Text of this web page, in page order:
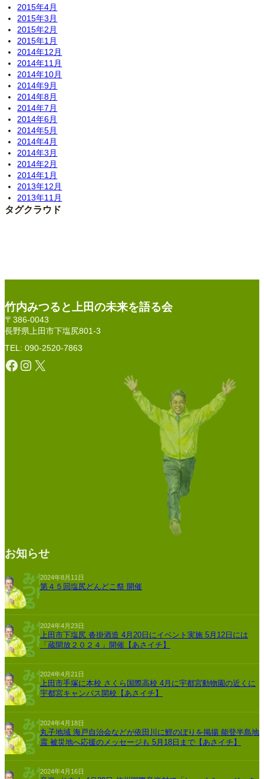
2015年4月
2015年3月
2015年2月
2015年1月
2014年12月
2014年11月
2014年10月
2014年9月
2014年8月
2014年7月
2014年6月
2014年5月
2014年4月
2014年3月
2014年2月
2014年1月
2013年12月
2013年11月
タグクラウド
竹内みつると上田の未来を語る会
〒386-0043
長野県上田市下塩尻801-3
TEL: 090-2520-7863
Facebook Instagram X
お知らせ
2024年8月11日
第４５回塩尻どんどこ祭 開催
2024年4月23日
上田市下塩尻 沓掛酒造 4月20日にイベント実施 5月12日には
「蔵開放２０２４」開催【あさイチ】
2024年4月21日
上田市手塚に本校 さくら国際高校 4月に宇都宮動物園の近くに
宇都宮キャンパス開校【あさイチ】
2024年4月18日
丸子地域 海戸自治会などが依田川に鯉のぼりを掲揚 能登半島地
震 被災地へ応援のメッセージも 5月18日まで【あさイチ】
2024年4月16日